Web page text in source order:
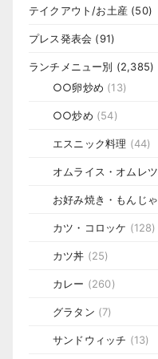
テイクアウト/お土産 (50)
プレス発表会 (91)
ランチメニュー別 (2,385)
○○卵炒め (13)
○○炒め (54)
エスニック料理 (44)
オムライス・オムレツ
お好み焼き・もんじゃ
カツ・コロッケ (128)
カツ丼 (25)
カレー (260)
グラタン (7)
サンドウィッチ (13)